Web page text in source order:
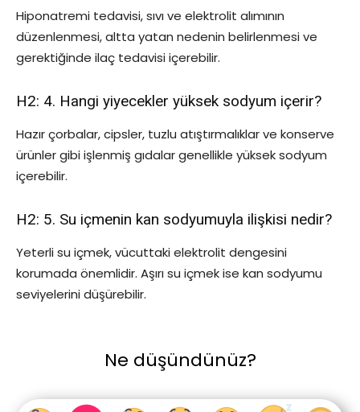
Hiponatremi tedavisi, sıvı ve elektrolit alımının
düzenlenmesi, altta yatan nedenin belirlenmesi ve
gerektiğinde ilaç tedavisi içerebilir.
H2: 4. Hangi yiyecekler yüksek sodyum içerir?
Hazır çorbalar, cipsler, tuzlu atıştırmalıklar ve konserve
ürünler gibi işlenmiş gıdalar genellikle yüksek sodyum
içerebilir.
H2: 5. Su içmenin kan sodyumuyla ilişkisi nedir?
Yeterli su içmek, vücuttaki elektrolit dengesini
korumada önemlidir. Aşırı su içmek ise kan sodyumu
seviyelerini düşürebilir.
Ne düşündünüz?